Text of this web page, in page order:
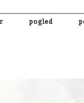
pogled